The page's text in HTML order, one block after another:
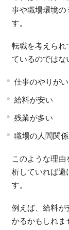
事や職場環境の
す。
転職を考えられ
ているのではな
仕事のやりが
給料が安い
残業が多い
職場の人間関
このような理
析していれば避
す。
例えば、給料が
かるかもしれま